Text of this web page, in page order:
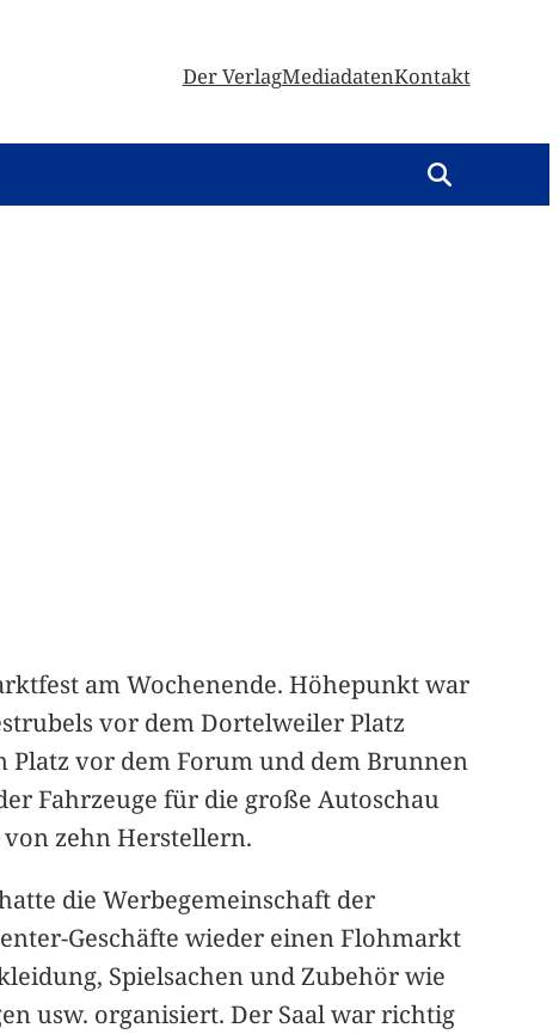
Der VerlagMediadatenKontakt
am Wochenende. Höhepunkt war
vor dem Dortelweiler Platz
Platz vor dem Forum und dem Brunnen
Fahrzeuge für die große Autoschau
zehn Herstellern.
die Werbegemeinschaft der
Geschäfte wieder einen Flohmarkt
Spielsachen und Zubehör wie
usw. organisiert. Der Saal war richtig